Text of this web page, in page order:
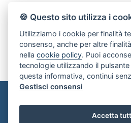
🍪 Questo sito utilizza i
Utilizziamo i cookie per finalità
consenso, anche per altre
nellacookie policy. Puoi
tecnologie utilizzando il pulsante
questa informativa, continui
Gestisci consensi
Accetta